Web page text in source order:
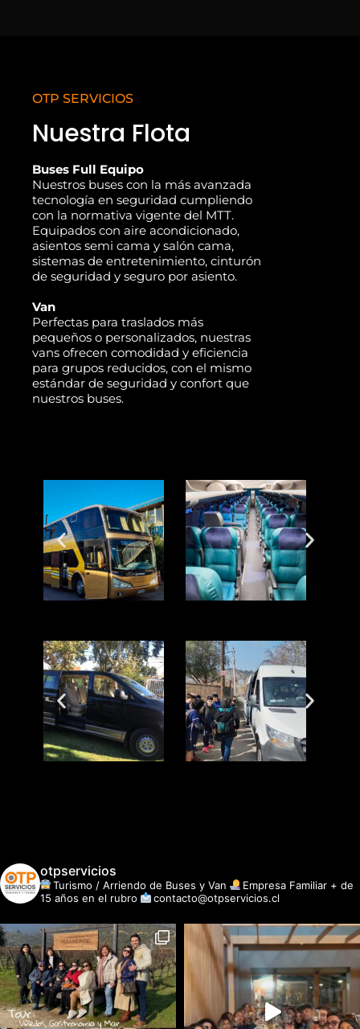
OTP SERVICIOS
Nuestra Flota
Buses Full Equipo
Nuestros buses con la más avanzada
tecnología en seguridad cumpliendo
con la normativa vigente del MTT.
Equipados con aire acondicionado,
asientos semi cama y salón cama,
sistemas de entretenimiento, cinturón
de seguridad y seguro por asiento.
Van
Perfectas para traslados más
pequeños o personalizados, nuestras
vans ofrecen comodidad y eficiencia
para grupos reducidos, con el mismo
estándar de seguridad y confort que
nuestros buses.
otpservicios
Turismo / Arriendo de Buses y Van
Empresa Familiar + de
15 años en el rubro
contacto@otpservicios.cl